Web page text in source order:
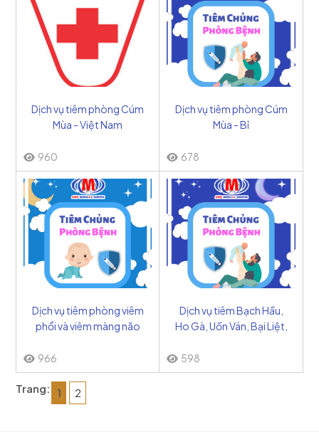
Dịch vụ tiêm phòng Cúm
Mùa - Việt Nam
960
Dịch vụ tiêm phòng Cúm
Mùa - Bỉ
678
Dịch vụ tiêm phòng viêm
phổi và viêm màng não
966
Dịch vụ tiêm Bạch Hầu,
Ho Gà, Uốn Ván, Bại Liệt,
598
Trang: 1 2